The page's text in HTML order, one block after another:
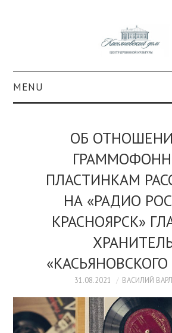
MENU
КОЛЛЕКЦИИ
#КАСДОМ
КУЛЬТУРА
ОБРАЗОВАНИЕ
ПРОСВЕЩЕНИЕ
ОБ
ПЛАСТИНКАМ
НА «РАДИО
КРАСНОЯРСК»
31.08.2021 ВАСИЛИЙ